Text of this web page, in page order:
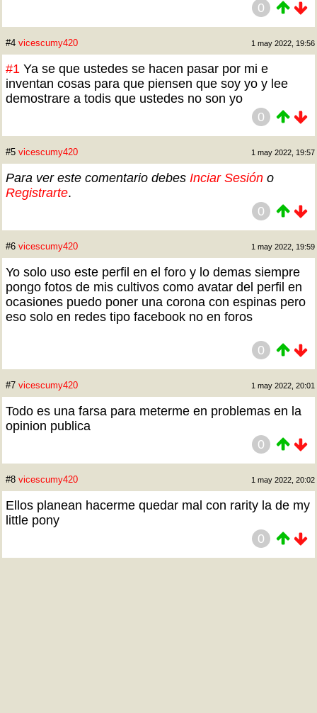
0
#4 vicescumy420 1 may 2022, 19:56
#1 Ya se que ustedes se hacen pasar por mi e
inventan cosas para que piensen que soy yo y lee
demostrare a todis que ustedes no son yo
0
#5 vicescumy420 1 may 2022, 19:57
Para ver este comentario debes Inciar Sesión o
Registrarte.
0
#6 vicescumy420 1 may 2022, 19:59
Yo solo uso este perfil en el foro y lo demas siempre
pongo fotos de mis cultivos como avatar del perfil en
ocasiones puedo poner una corona con espinas pero
eso solo en redes tipo facebook no en foros
0
#7 vicescumy420 1 may 2022, 20:01
Todo es una farsa para meterme en problemas en la
opinion publica
0
#8 vicescumy420 1 may 2022, 20:02
Ellos planean hacerme quedar mal con rarity la de my
little pony
0